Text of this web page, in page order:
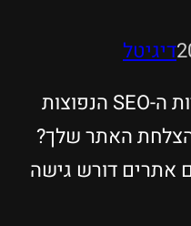
דיגיטל
האם אתה עושה את טעויות ה-SEO הנפוצות
האתר שלך?
אתרים דורש גישה